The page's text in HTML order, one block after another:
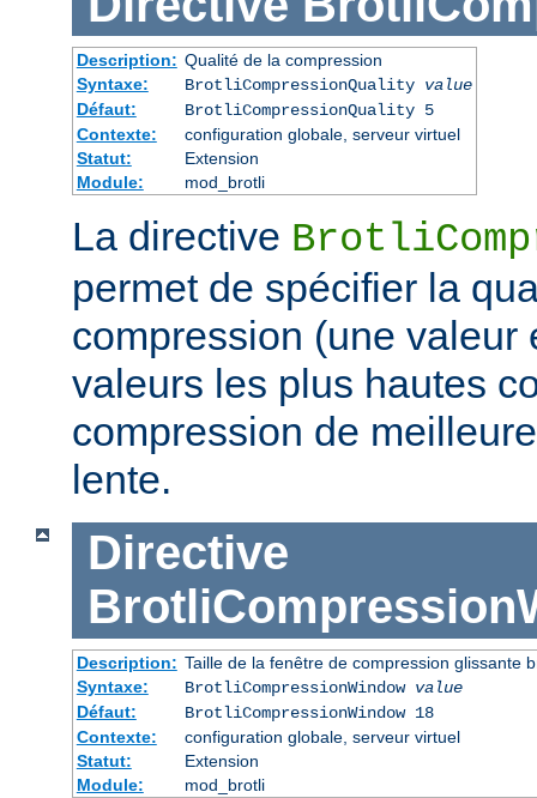
Description: Qualité de la compression
Syntaxe:
BrotliCompressionQuality value
Défaut:
BrotliCompressionQuality 5
Contexte:
configuration globale, serveur virtuel
Statut:
Extension
Module:
mod_brotli
La directive
permet de spécifier la
compression (une valeur
valeurs les plus hautes
compression de
lente.
Directive
Description: Taille de la fenêtre de compression glissante
Syntaxe:
BrotliCompressionWindow value
Défaut:
BrotliCompressionWindow 18
Contexte:
configuration globale, serveur virtuel
Statut:
Extension
Module:
mod_brotli